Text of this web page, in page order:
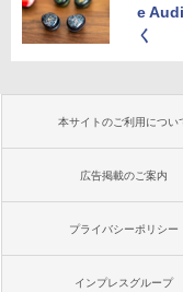
e
く
本サイトのご利用につい
広告掲載のご案内
プライバシーポリシー
インプレスグループ